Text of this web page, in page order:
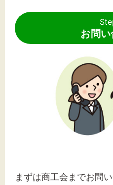
お問
まずは商工会までお問